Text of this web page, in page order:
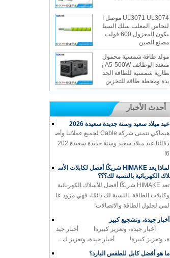
UL3071 UL3074 موصل ا
لنحاس المعلب سلك السيل
يكون المعزول 600 فولت
مصنع الصين
مولد طاقة شمسية محمول
متعدد الوظائف A5-500W ب
طارية شمسية للطاقة الجد
يدة ومحطة طاقة للتخزين
أحدث الأخبار
عيد ميلاد سعيد وسنة جديدة سعيدة 2026
هيماكي تتمنى شركة Cable لجميع عملائنا وأص
دقائنا عيد ميلاد سعيد وسنة جديدة سعيدة 202
6!
لماذا يعد HIMAKE شريكًا أفضل لكابلات الأس
لاك الكهربائية بالنسبة لك؟؟؟
تعد HIMAKE شريكًا أفضل للأسلاك الكهربائية
وكابلات الطاقة بالنسبة لك دائمًا، فهي مزود عا
لمي لحلول الطاقة والاتصالات!
أخبار جيدة، وتشجيع كبير
أخبار جيدة، وتعزيز كبيرة! أخبار جيد
ة، وتعزيز كبيرة! أخبار جيدة، وتعزيز ك...
ما هو أفضل كابل للطقس البارد؟